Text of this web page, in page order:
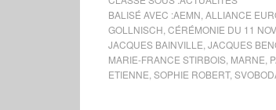
BALISÉ AVEC :AEMN ALLIANCE
GOLLNISCH CÉRÉMONIE DU 11
JACQUES BAINVILLE JACQUES
MARIE-FRANCE STIRBOIS MARNE
ETIENNE SOPHIE ROBERT,